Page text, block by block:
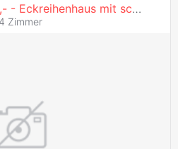
Neujahrbonus € 10.000,- - Eckreihenhaus mit schönem südseitigen Garten - Nähe Eisenstadt
4 Zimmer